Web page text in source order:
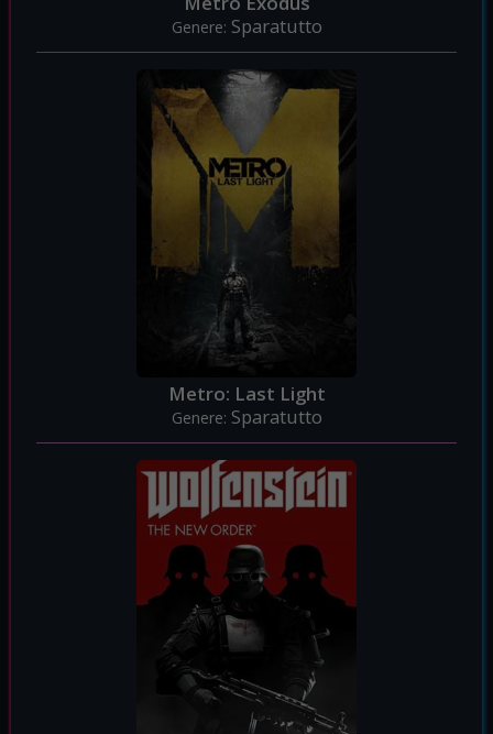
Genere: Sparatutto
Metro: Last Light
Genere: Sparatutto